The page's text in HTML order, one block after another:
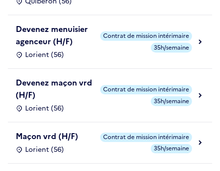
Devenez menuisier
agenceur (H/F)
Lorient (56)
Contrat de mission intérimaire
35h/semaine
Devenez maçon vrd
(H/F)
Lorient (56)
Contrat de mission intérimaire
35h/semaine
Maçon vrd (H/F)
Lorient (56)
Contrat de mission intérimaire
35h/semaine